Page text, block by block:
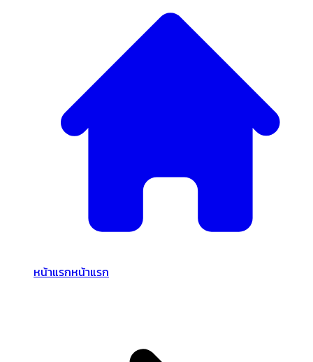
หน้าแรกหน้าแรก